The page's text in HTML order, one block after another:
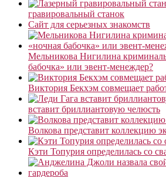
гравировальный станок
Сайт для серьезных знакомств
Мельникова Нигилина
бабочка» или эвент-менеждер?
Виктория Бекхэм совмещает
вставит бриллиантовую челюсть
Волкова представит коллекцию
Кэти Топурия определилась со